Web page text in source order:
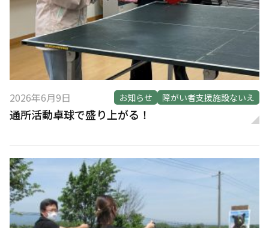
2026年6月9日 お知らせ 障がい者支援施設ないえ
通所活動卓球で盛り上がる！